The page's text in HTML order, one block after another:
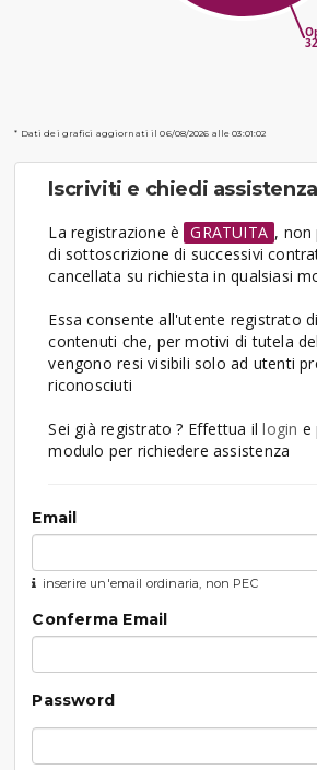
* Dati dei grafici aggiornati il 06/08/2026 alle 03:01:02
Iscriviti e chiedi assistenza
La registrazione è GRATUITA , non
di sottoscrizione di successivi
cancellata su richiesta in qualsiasi
Essa consente all'utente registrato
contenuti che, per motivi di tutela
vengono resi visibili solo ad utenti
riconosciuti
Sei già registrato ? Effettua illogin e
modulo per richiedere assistenza
Email
inserire un'email ordinaria, non PEC
Conferma Email
Password